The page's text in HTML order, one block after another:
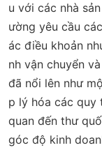
u với các nhà
ường yêu cầu
ác điều khoản
nh vận chuyển
đã nổi lên như
p lý hóa các quy
quan đến thư
góc độ kinh